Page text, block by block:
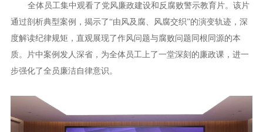
全体员工集中观看了党风廉政建设和反腐败警示教育片。该片
通过剖析典型案例，揭示了“由风及腐、风腐交织”的演变轨迹，深
度解读纪律规矩，直观展现了作风问题与腐败问题同根同源的本
质。片中案例发人深省，为全体员工上了一堂深刻的廉政课，进一
步强化了全员廉洁自律意识。